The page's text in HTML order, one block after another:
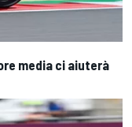
media ci aiuterà